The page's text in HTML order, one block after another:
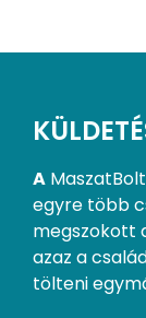
A
egyre több
megszokott
azaz a
tölteni